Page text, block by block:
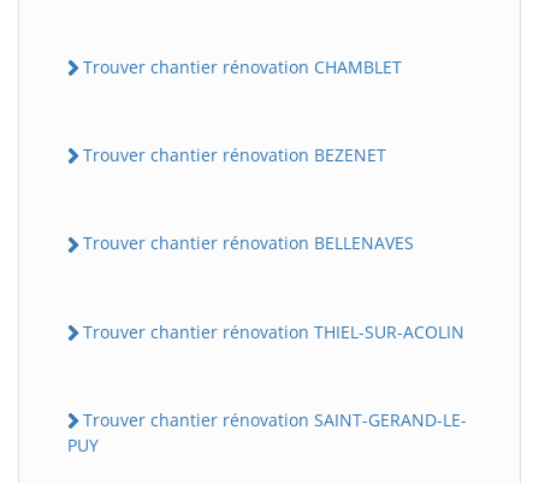
Trouver chantier rénovation CHAMBLET
Trouver chantier rénovation BEZENET
Trouver chantier rénovation BELLENAVES
Trouver chantier rénovation THIEL-SUR-ACOLIN
Trouver chantier rénovation SAINT-GERAND-LE-
PUY